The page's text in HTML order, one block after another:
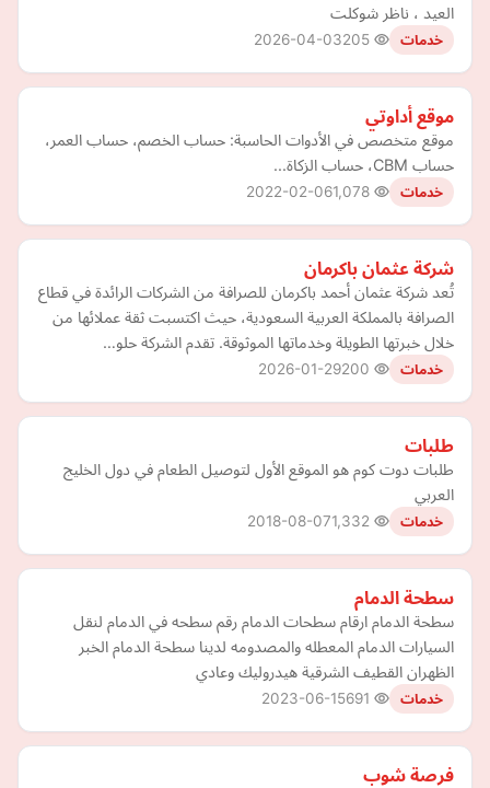
العيد ، ناظر شوكلت
خدمات 2026-04-03
موقع أداوتي
موقع متخصص في الأدوات الحاسبة: حساب الخصم، حساب العمر،
حساب CBM، حساب الزكاة...
خدمات 2022-02-06
شركة عثمان باكرمان
تُعد شركة عثمان أحمد باكرمان للصرافة من الشركات الرائدة في قطاع
الصرافة بالمملكة العربية السعودية، حيث اكتسبت ثقة عملائها من
خلال خبرتها الطويلة وخدماتها الموثوقة. تقدم الشركة حلو…
خدمات 2026-01-29
طلبات
طلبات دوت كوم هو الموقع الأول لتوصيل الطعام في دول الخليج
العربي
خدمات 2018-08-07
سطحة الدمام
سطحة الدمام ارقام سطحات الدمام رقم سطحه في الدمام لنقل
السيارات الدمام المعطله والمصدومه لدينا سطحة الدمام الخبر
الظهران القطيف الشرقية هيدروليك وعادي
خدمات 2023-06-15
فرصة شوب